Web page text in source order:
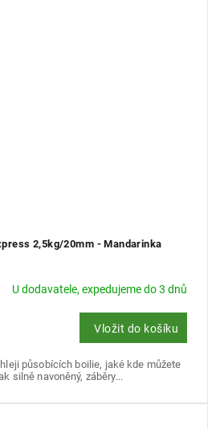
2,5kg/20mm - Mandarinka
U dodavatele, expedujeme do 3 dnů
Vložit do košíku
působících boilie, jaké kde můžete
silně navoněný, záběry...